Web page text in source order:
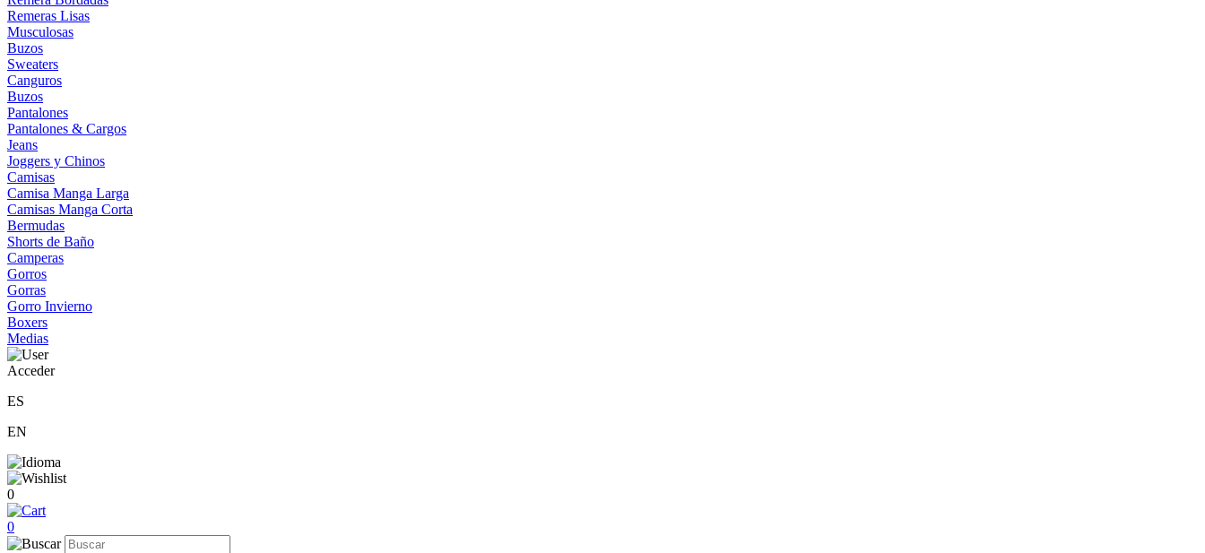
Remeras Lisas
Musculosas
Buzos
Sweaters
Canguros
Buzos
Pantalones
Pantalones & Cargos
Jeans
Joggers y Chinos
Camisas
Camisa Manga Larga
Camisas Manga Corta
Bermudas
Shorts de Baño
Camperas
Gorros
Gorras
Gorro Invierno
Boxers
Medias
Acceder
ES
EN
0
0